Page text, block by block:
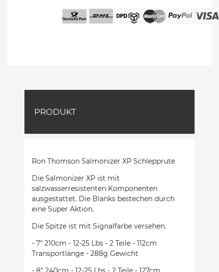
PRODUKT
Ron Thomson Salmonizer XP Schlepprute
Die Salmonizer XP ist mit
salzwasserresistenten Komponenten
ausgestattet. Die Blanks bestechen durch
eine Super Aktion.
Die Spitze ist mit Signalfarbe versehen.
- 7" 210cm - 12-25 Lbs - 2 Teile - 112cm
Transportlänge - 288g Gewicht